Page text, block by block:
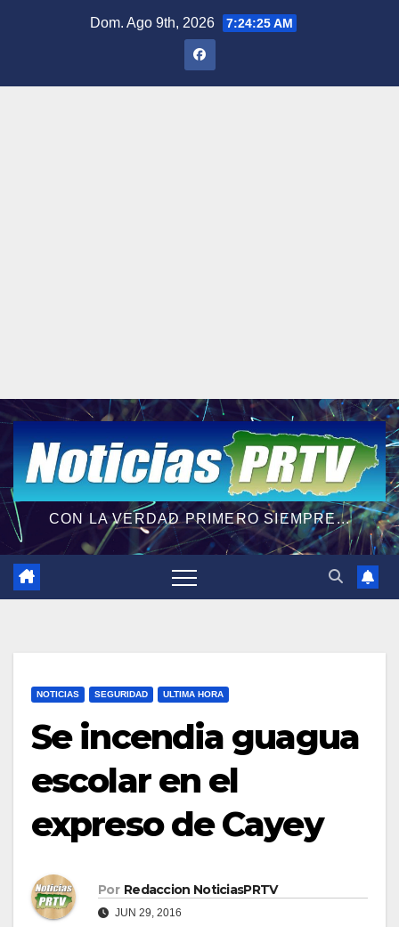
Dom. Ago 9th, 2026 7:24:26 AM
CON LA VERDAD PRIMERO SIEMPRE...
NOTICIAS SEGURIDAD ULTIMA HORA
Se incendia guagua
escolar en el
expreso de Cayey
Por Redaccion NoticiasPRTV
JUN 29, 2016